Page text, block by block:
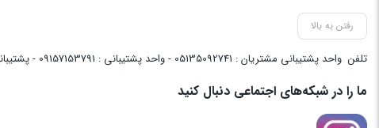
رفتن به بالا
تلفن واحد پشتیبانی مشتریان : 05135092741 - واحد پشتیبانی : 09157153791 - پشتیبانی واحد فنی سایت : 09058048656
ما را در شبکه‌های اجتماعی دنبال کنید